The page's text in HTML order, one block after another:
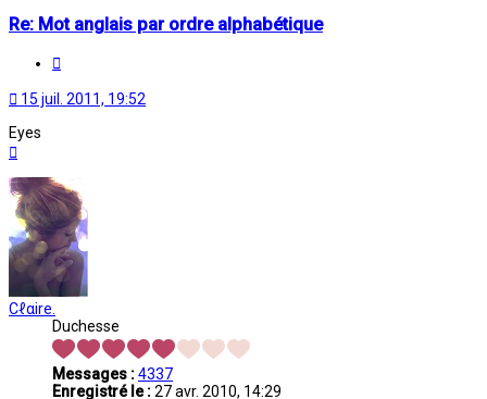
Re: Mot anglais par ordre alphabétique
15 juil. 2011, 19:52
Eyes
Cℓαire.
Duchesse
Messages :4337
Enregistré le :27 avr. 2010, 14:29